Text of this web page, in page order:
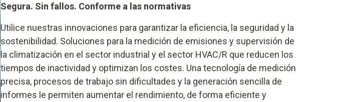
Segura. Sin fallos. Conforme a las normativas
Utilice nuestras innovaciones para garantizar la eficiencia, la seguridad y la
sostenibilidad. Soluciones para la medición de emisiones y supervisión de
la climatización en el sector industrial y el sector HVAC/R que reducen los
tiempos de inactividad y optimizan los costes. Una tecnología de medición
precisa, procesos de trabajo sin dificultades y la generación sencilla de
informes le permiten aumentar el rendimiento, de forma eficiente y